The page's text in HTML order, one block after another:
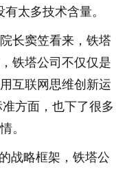
太多技术含量。
长窦笠看来，铁塔
铁塔公司不仅仅是
互联网思维创新运
方面，也下了很多
。
战略框架，铁塔公